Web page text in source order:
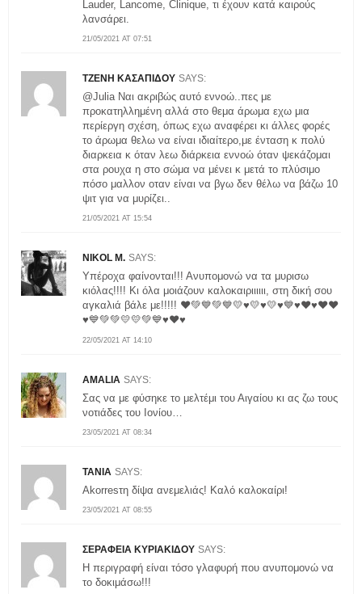
21/05/2021 AT 07:51
Lauder, Lancome, Clinique, τι έχουν κατά καιρούς
λανσάρει.
ΤΖΕΝΗ ΚΑΣΑΠΙΔΟΥ SAYS:
21/05/2021 AT 15:54
@Julia Ναι ακριβώς αυτό εννοώ..πες με
προκατηλλημένη αλλά στο θεμα άρωμα εχω μια
περίεργη σχέση, όπως εχω αναφέρει κι άλλες φορές
το άρωμα θελω να είναι ιδιαίτερο,με ένταση κ πολύ
διαρκεια κ όταν λεω διάρκεια εννοώ όταν ψεκάζομαι
στα ρουχα η στο σώμα να μένει κ μετά το πλύσιμο
πόσο μαλλον οταν είναι να βγω δεν θέλω να βάζω 10
ψιτ για να μυρίζει..
NIKOL M. SAYS:
22/05/2021 AT 14:10
Υπέροχα φαίνονται!!! Ανυπομονώ να τα μυρισω
κιόλας!!!! Κι όλα μοιάζουν καλοκαιριιιιιι, στη δική σου
αγκαλιά βάλε με!!!!! ❤️💚💙💚💙💛♥️💛♥️💛♥️💙♥️❤️♥️❤️❤️
♥️💙💚💚💛💛💚💙♥️❤️♥️
AMALIA SAYS:
23/05/2021 AT 08:34
Σας να με φύσηκε το μελτέμι του Αιγαίου κι ας ζω τους
νοτιάδες του Ιονίου…
TANIA SAYS:
23/05/2021 AT 08:55
Αkorresτη δίψα ανεμελιάς! Καλό καλοκαίρι!
ΣΕΡΑΦΕΙΑ ΚΥΡΙΑΚΙΔΟΥ SAYS:
Η περιγραφή είναι τόσο γλαφυρή που ανυπομονώ να
το δοκιμάσω!!!